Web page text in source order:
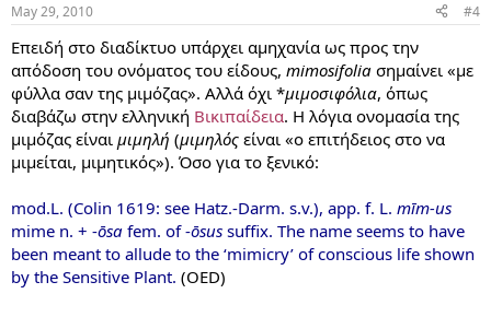
May 29, 2010 #4
Επειδή στο διαδίκτυο υπάρχει αμηχανία ως προς την
απόδοση του ονόματος του είδους, mimosifolia σημαίνει «με
φύλλα σαν της μιμόζας». Αλλά όχι *μιμοσιφόλια, όπως
διαβάζω στην ελληνική Βικιπαίδεια. Η λόγια ονομασία της
μιμόζας είναι μιμηλή (μιμηλός είναι «ο επιτήδειος στο να
μιμείται, μιμητικός»). Όσο για το ξενικό:
mod.L. (Colin 1619: see Hatz.-Darm. s.v.), app. f. L. mīm-us
mime n. + -ōsa fem. of -ōsus suffix. The name seems to have
been meant to allude to the ‘mimicry’ of conscious life shown
by the Sensitive Plant. (OED)